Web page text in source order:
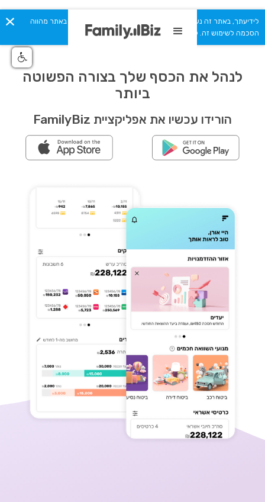
לנהל את הכסף שלך בצורה הפשוטה
ביותר
הורידו עכשיו את אפליקציית FamilyBiz
לידיעתך, באתר זה נעשה שימוש בקבצי Cookies. המשך גלישתך באתר מהווה
הסכמה לשימוש זה. למידע נוסף ניתן לעיין במדיניות הפרטיות.